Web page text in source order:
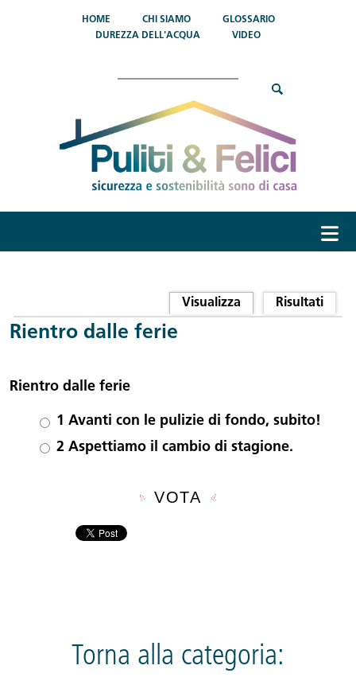
HOME CHI SIAMO
GLOSSARIO
DUREZZA DELL'ACQUA
VIDEO
menu
Visualizza (scheda attiva)
Risultati
Rientro dalle ferie
Rientro dalle ferie
Scelte
1 Avanti con le pulizie di fondo, subito!
2 Aspettiamo il cambio di stagione.
Torna alla categoria: